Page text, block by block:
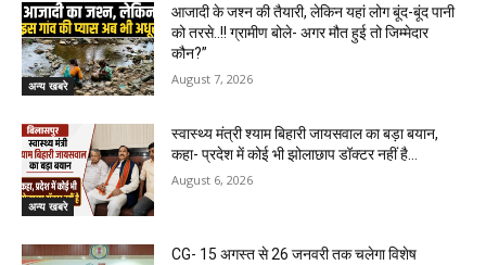
अन्य खबरे
आजादी के जश्न की तैयारी, लेकिन यहां लोग बूंद-बूंद पानी
को तरसे..!! ग्रामीण बोले- अगर मौत हुई तो जिम्मेदार
कौन?”
August 7, 2026
अन्य खबरे
स्वास्थ्य मंत्री श्याम बिहारी जायसवाल का बड़ा बयान,
कहा- प्रदेश में कोई भी झोलाछाप डॉक्टर नहीं है…
August 6, 2026
CG- 15 अगस्त से 26 जनवरी तक चलेगा विशेष